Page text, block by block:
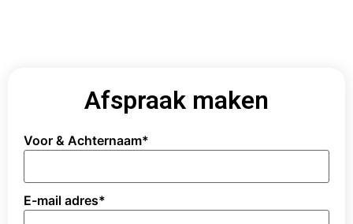
Afspraak maken
Voor & Achternaam*
E-mail adres*